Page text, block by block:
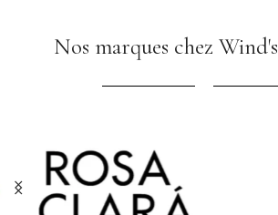
Nos marques chez